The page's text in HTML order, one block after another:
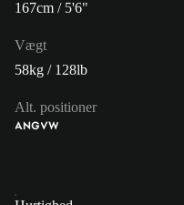
167cm / 5'6"
Vægt
58kg / 128lb
Alt. positioner
ANGVW